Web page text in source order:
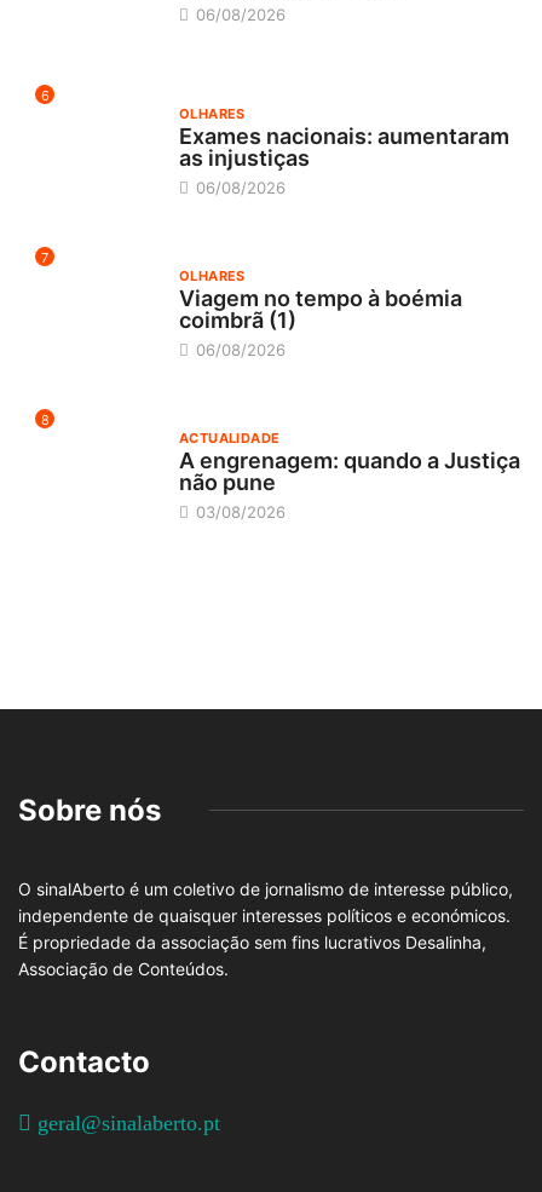
06/08/2026
6
OLHARES
Exames nacionais: aumentaram
as injustiças
06/08/2026
7
OLHARES
Viagem no tempo à boémia
coimbrã (1)
06/08/2026
8
ACTUALIDADE
A engrenagem: quando a Justiça
não pune
03/08/2026
Sobre nós
O sinalAberto é um coletivo de jornalismo de interesse público,
independente de quaisquer interesses políticos e económicos.
É propriedade da associação sem fins lucrativos Desalinha,
Associação de Conteúdos.
Contacto
geral@sinalaberto.pt